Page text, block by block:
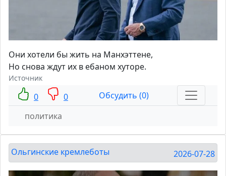
Они хотели бы жить на Манхэттене,
Но снова ждут их в ебаном хуторе.
Источник
0 0
Обсудить (0)
политика
Ольгинские кремлеботы 2026-07-28